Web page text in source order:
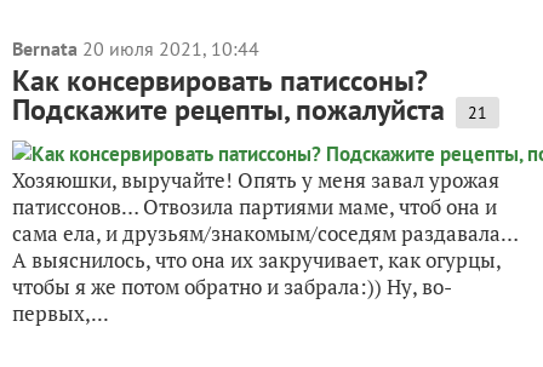
Bernata 20 июля 2021, 10:44
Как консервировать патиссоны?
Подскажите рецепты, пожалуйста 21
Хозяюшки, выручайте! Опять у меня завал урожая
патиссонов… Отвозила партиями маме, чтоб она и
сама ела, и друзьям/знакомым/соседям раздавала…
А выяснилось, что она их закручивает, как огурцы,
чтобы я же потом обратно и забрала:)) Ну, во-
первых,...